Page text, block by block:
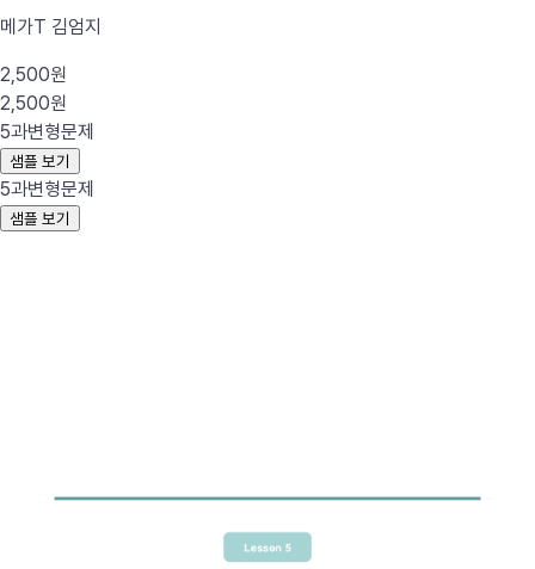
메가T 김엄지
2,500원
2,500원
5과변형문제
샘플 보기
5과변형문제
샘플 보기